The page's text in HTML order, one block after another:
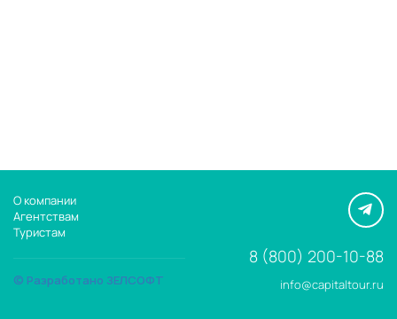
О компании
Агентствам
Туристам
© Разработано ЗЕЛСОФТ
8 (800) 200-10-88
info@capitaltour.ru